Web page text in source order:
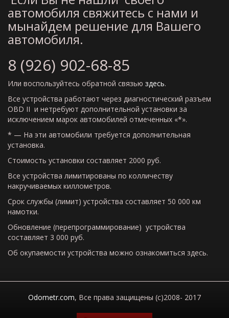
автомобиля свяжитесь с нами и
мынайдем решение для Вашего
автомобиля.
8 (926) 902-68-85
Или воспользуйтесь обратной связью здесь.
Все устройства работают через диагностический разъем
OBD II и нетребуют дополнительной установки за
исключением марок автомобилей отмеченных «*».
* — На эти автомобили требуется дополнительная
установка.
Стоимость установки составляет 2000 руб.
Все устройства лимитированы по колличеству
накручиваемых киллометров.
Срок службы (лимит) устройства составляет 50 000 км
намотки.
Обновление (перепрограммирование) устройства
составляет 3 000 руб.
Об окупаемости устройства можно ознакомиться здесь.
Odometr.com, Все права защищены (c)2008- 2017